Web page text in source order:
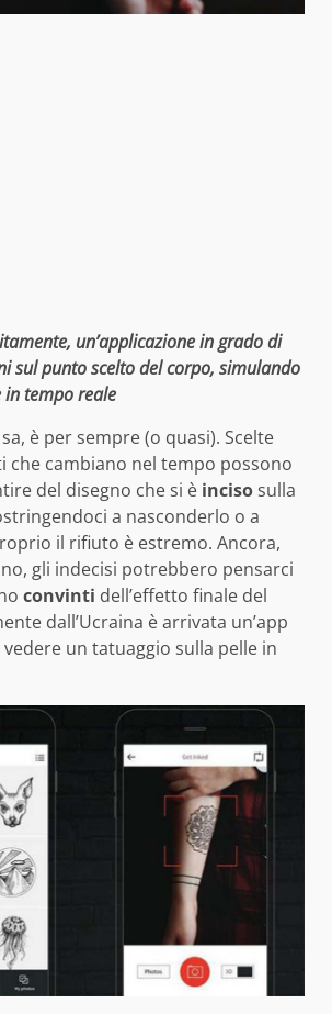
un’applicazione in grado di
sul punto scelto del corpo, simulando
in tempo reale
è per sempre (o quasi). Scelte
che cambiano nel tempo possono
del disegno che si è incisosulla
a nasconderlo o a
il rifiuto è estremo. Ancora,
gli indecisi potrebbero pensarci
convinti dell’effetto finale del
dall’Ucraina è arrivata un’app
un tatuaggio sulla pelle in